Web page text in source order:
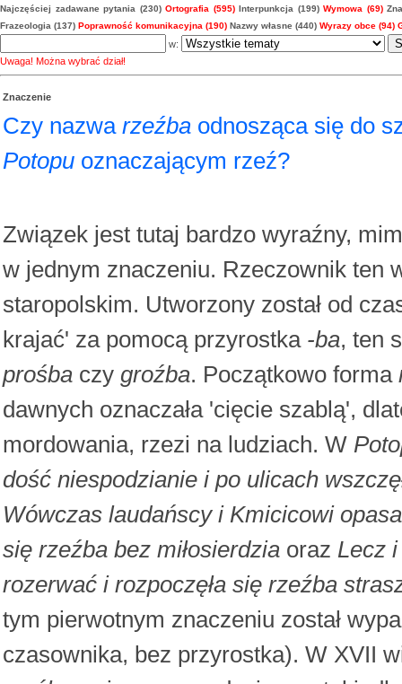
Najczęściej zadawane pytania (230) Ortografia (595) Interpunkcja (199) Wymowa (69)
Frazeologia (137) Poprawność komunikacyjna (190) Nazwy własne (440) Wyrazy obce (94)
w:
Uwaga! Można wybrać dział!
Znaczenie
Czy nazwa rzeźba odnosząca się do
Potopu oznaczającym rzeź?
Związek jest tutaj bardzo wyraźny,
w jednym znaczeniu. Rzeczownik ten
staropolskim. Utworzony został od
krajać' za pomocą przyrostka -ba, ten
prośba czy groźba. Początkowo forma
dawnych oznaczała 'cięcie szablą',
mordowania, rzezi na ludziach. W
dość niespodzianie i po ulicach
Wówczas laudańscy i Kmicicowi
się rzeźba bez miłosierdzia oraz Lecz
rozerwać i rozpoczęła się rzeźba
tym pierwotnym znaczeniu został
czasownika, bez przyrostka). W XVII